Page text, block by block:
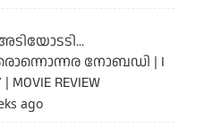
നോബഡി | I
| MOVIE REVIEW
ago